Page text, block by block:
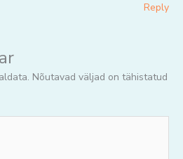
Reply
Nõutavad väljad on tähistatud